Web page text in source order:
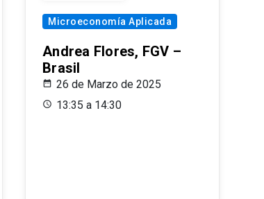
Microeconomía Aplicada
Andrea Flores, FGV –
Brasil
26 de Marzo de 2025
13:35 a 14:30